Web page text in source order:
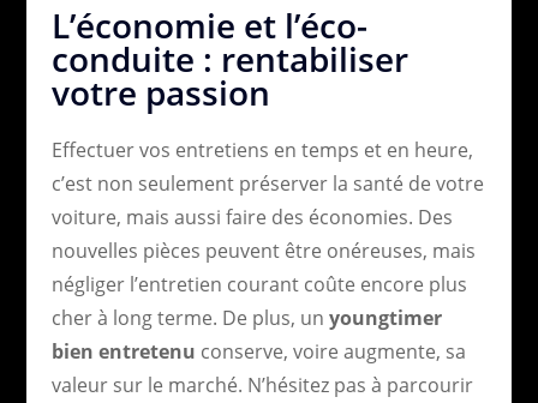
L’économie et l’éco-
conduite : rentabiliser
votre passion
Effectuer vos entretiens en temps et en heure,
c’est non seulement préserver la santé de votre
voiture, mais aussi faire des économies. Des
nouvelles pièces peuvent être onéreuses, mais
négliger l’entretien courant coûte encore plus
cher à long terme. De plus, un youngtimer
bien entretenu conserve, voire augmente, sa
valeur sur le marché. N’hésitez pas à parcourir